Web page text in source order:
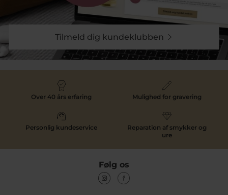
Tilmeld dig kundeklubben
Over 40 års erfaring Mulighed for gravering
Personlig kundeservice
Reparation af smykker og
ure
Følg os